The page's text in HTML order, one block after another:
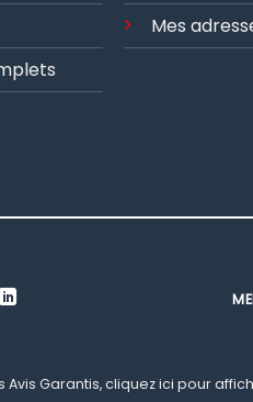
Mes
Garantis,cliquez ici pour